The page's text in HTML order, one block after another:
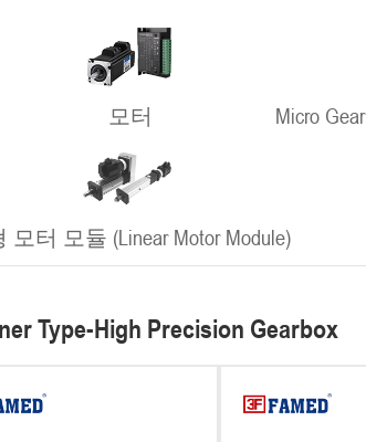
모터 Micro
모터 모듈 (Linear Motor Module)
Type-High Precision Gearbox